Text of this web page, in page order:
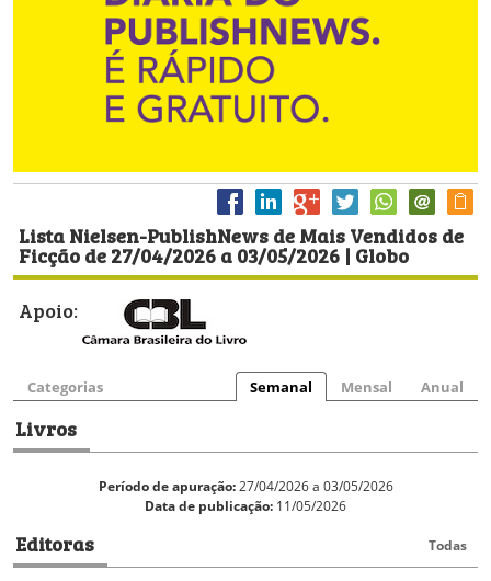
Lista Nielsen-PublishNews de Mais Vendidos de
Ficção de 27/04/2026 a 03/05/2026 | Globo
Apoio:
Categorias Semanal Mensal Anual
Livros
Período de apuração:27/04/2026 a 03/05/2026
Data de publicação: 11/05/2026
Editoras Todas